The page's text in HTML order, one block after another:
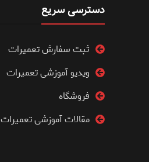
دسترسی سریع
ثبت سفارش تعمیرات
ویدیو آموزشی تعمیرات
فروشگاه
مقالات آموزشی تعمیرات